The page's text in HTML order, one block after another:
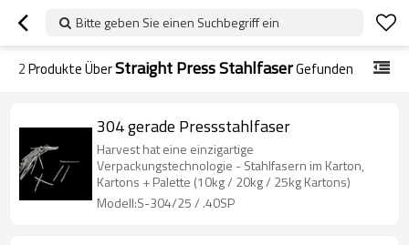
Bitte geben Sie einen Suchbegriff ein
2Produkte ÜberStraight Press StahlfaserGefunden
304 gerade Pressstahlfaser
Harvest hat eine einzigartige
Verpackungstechnologie - Stahlfasern im Karton,
Kartons + Palette (10kg / 20kg / 25kg Kartons)
Modell:S-304/25 / .40SP